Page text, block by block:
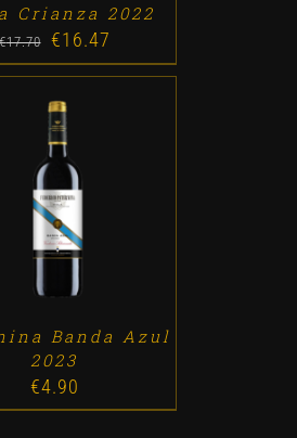
Crianza 2022
17.70
Original
price
was:
€17.70.
€16.47
price
CART /
Banda Azul
2023
€4.90